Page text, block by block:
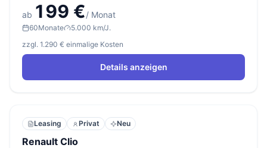
ab 199 €/ Monat
60Monate
5.000 km/J.
zzgl. 1.290 € einmalige Kosten
Details anzeigen
Leasing Privat Neu
Renault Clio